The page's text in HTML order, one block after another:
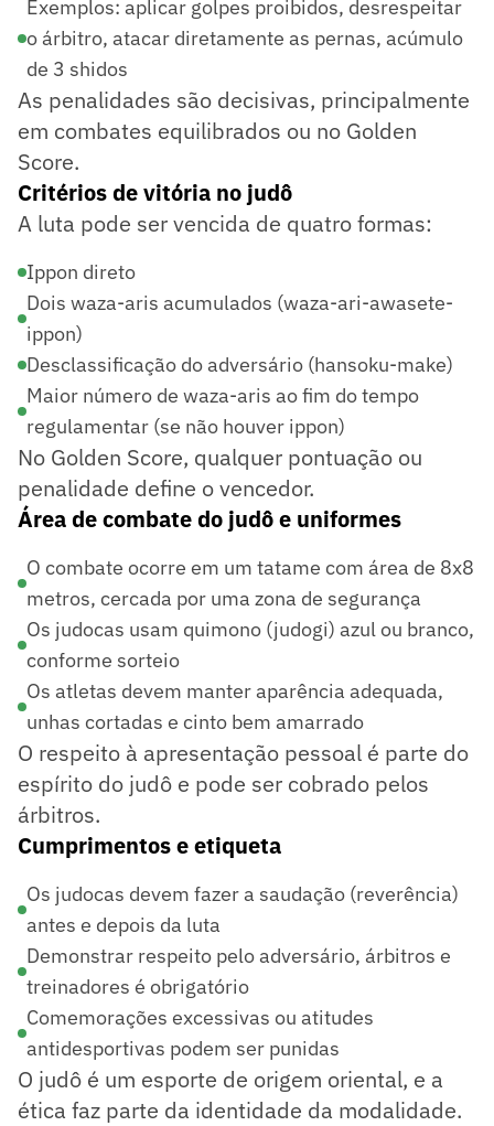
Exemplos: aplicar golpes proibidos, desrespeitar
o árbitro, atacar diretamente as pernas, acúmulo
de 3 shidos
As penalidades são decisivas, principalmente
em combates equilibrados ou no Golden
Score.
Critérios de vitória no judô
A luta pode ser vencida de quatro formas:
Ippon direto
Dois waza-aris acumulados (waza-ari-awasete-
ippon)
Desclassificação do adversário (hansoku-make)
Maior número de waza-aris ao fim do tempo
regulamentar (se não houver ippon)
No Golden Score, qualquer pontuação ou
penalidade define o vencedor.
Área de combate do judô e uniformes
O combate ocorre em um tatame com área de 8x8
metros, cercada por uma zona de segurança
Os judocas usam quimono (judogi) azul ou branco,
conforme sorteio
Os atletas devem manter aparência adequada,
unhas cortadas e cinto bem amarrado
O respeito à apresentação pessoal é parte do
espírito do judô e pode ser cobrado pelos
árbitros.
Cumprimentos e etiqueta
Os judocas devem fazer a saudação (reverência)
antes e depois da luta
Demonstrar respeito pelo adversário, árbitros e
treinadores é obrigatório
Comemorações excessivas ou atitudes
antidesportivas podem ser punidas
O judô é um esporte de origem oriental, e a
ética faz parte da identidade da modalidade.